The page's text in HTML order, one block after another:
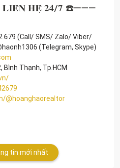
𝐇𝐄̣̂ 𝟐𝟒/𝟕 ☎️———
679 (Call/ SMS/ Zalo/ Viber/
(Telegram, Skype)
Bình Thạnh, Tp.HCM
@hoanghaorealtor
tin mới nhất